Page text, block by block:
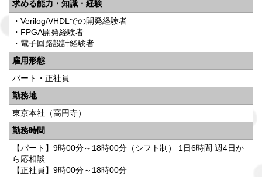
求める能力・知識・経験
・Verilog/VHDLでの開発経験者
・FPGA開発経験者
・電子回路設計経験者
雇用形態
パート・正社員
勤務地
東京本社（高円寺）
勤務時間
【パート】9時00分～18時00分（シフト制） 1日6時間 週4日か
ら応相談
【正社員】9時00分～18時00分